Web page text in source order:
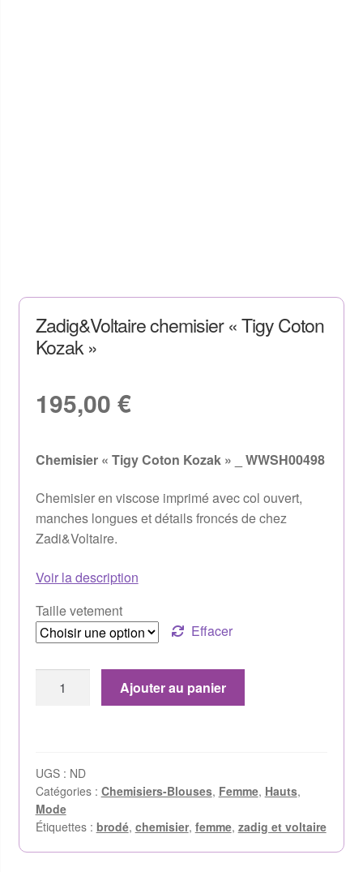
Zadig&Voltaire chemisier « Tigy Coton
Kozak »
195,00 €
Chemisier « Tigy Coton Kozak » _ WWSH00498
Chemisier en viscose imprimé avec col ouvert,
manches longues et détails froncés de chez
Zadi&Voltaire.
Voir la description
Taille vetement
Effacer
Ajouter au panier
UGS : ND
Catégories : Chemisiers-Blouses, Femme, Hauts,
Mode
Étiquettes : brodé, chemisier, femme, zadig et voltaire